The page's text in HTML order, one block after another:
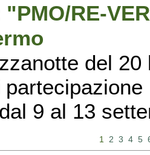
RE-
del
9 al 13
1 2 3 4 5